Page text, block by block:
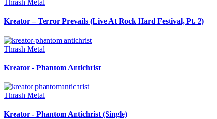
Thrash Metal
Kreator – Terror Prevails (Live At Rock Hard Festival, Pt. 2)
Thrash Metal
Kreator - Phantom Antichrist
Thrash Metal
Kreator - Phantom Antichrist (Single)